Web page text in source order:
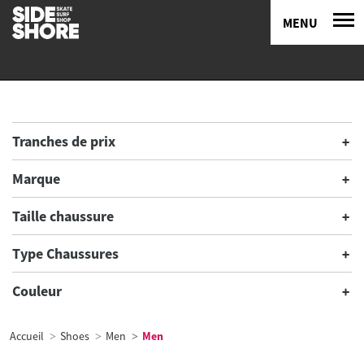
MENU
Tranches de prix
Marque
Taille chaussure
Type Chaussures
Couleur
Accueil Shoes Men Men